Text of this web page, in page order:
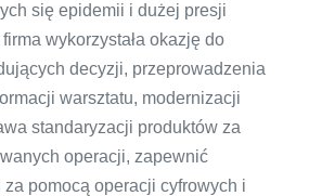
się epidemii i dużej presji
wykorzystała okazję do
decyzji, przeprowadzenia
warsztatu, modernizacji
standaryzacji produktów za
operacji, zapewnić
za pomocą operacji cyfrowych i